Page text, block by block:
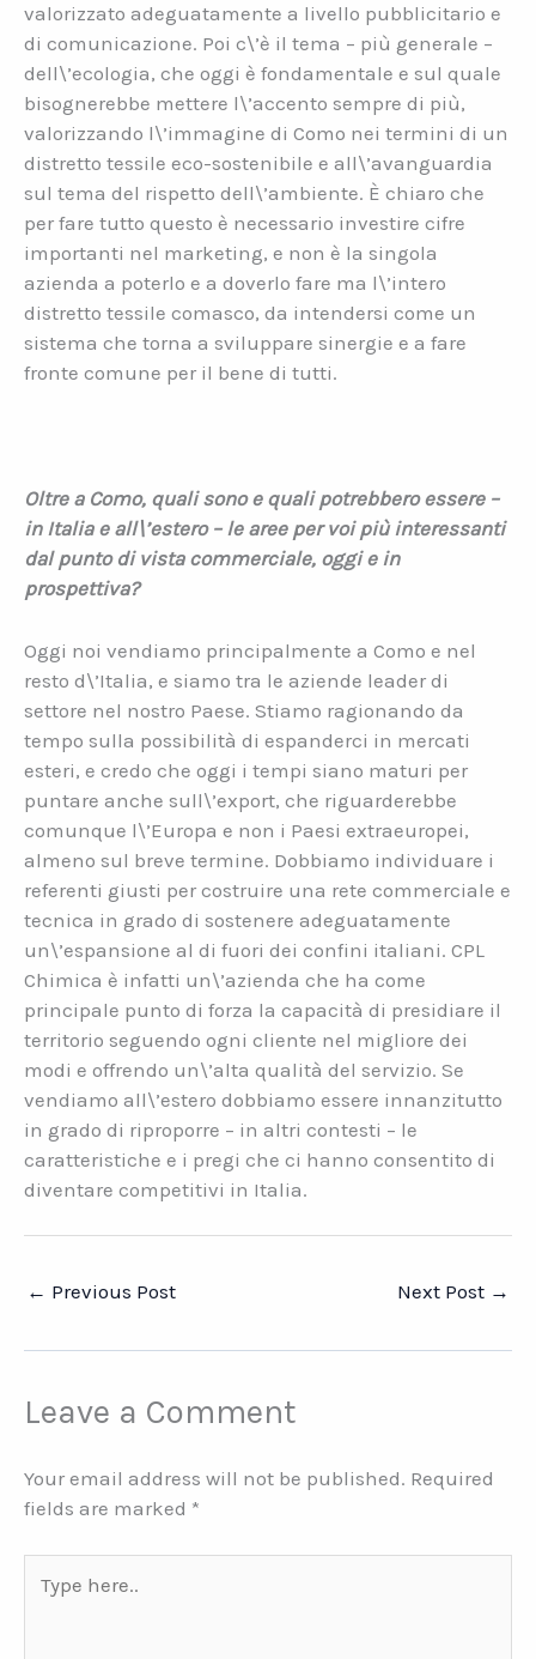
valorizzato adeguatamente a livello pubblicitario e
di comunicazione. Poi c\’è il tema – più generale –
dell\’ecologia, che oggi è fondamentale e sul quale
bisognerebbe mettere l\’accento sempre di più,
valorizzando l\’immagine di Como nei termini di un
distretto tessile eco-sostenibile e all\’avanguardia
sul tema del rispetto dell\’ambiente. È chiaro che
per fare tutto questo è necessario investire cifre
importanti nel marketing, e non è la singola
azienda a poterlo e a doverlo fare ma l\’intero
distretto tessile comasco, da intendersi come un
sistema che torna a sviluppare sinergie e a fare
fronte comune per il bene di tutti.
Oltre a Como, quali sono e quali potrebbero essere –
in Italia e all\’estero – le aree per voi più interessanti
dal punto di vista commerciale, oggi e in
prospettiva?
Oggi noi vendiamo principalmente a Como e nel
resto d\’Italia, e siamo tra le aziende leader di
settore nel nostro Paese. Stiamo ragionando da
tempo sulla possibilità di espanderci in mercati
esteri, e credo che oggi i tempi siano maturi per
puntare anche sull\’export, che riguarderebbe
comunque l\’Europa e non i Paesi extraeuropei,
almeno sul breve termine. Dobbiamo individuare i
referenti giusti per costruire una rete commerciale e
tecnica in grado di sostenere adeguatamente
un\’espansione al di fuori dei confini italiani. CPL
Chimica è infatti un\’azienda che ha come
principale punto di forza la capacità di presidiare il
territorio seguendo ogni cliente nel migliore dei
modi e offrendo un\’alta qualità del servizio. Se
vendiamo all\’estero dobbiamo essere innanzitutto
in grado di riproporre – in altri contesti – le
caratteristiche e i pregi che ci hanno consentito di
diventare competitivi in Italia.
← Previous Post Next Post →
Leave a Comment
Your email address will not be published. Required
fields are marked *
here..